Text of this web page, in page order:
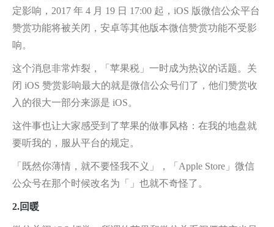
定影响，2017 年 4 月 19 日 17:00 起，iOS 版微信公众平台
赞赏功能将被关闭，安卓等其他版本微信赞赏功能不受影
响。
这个消息非常炸裂，「苹果税」一时成为热议的话题。关
闭 iOS 赞赏影响最大的就是微信公众号们了，他们赞赏收
入的很大一部分来源是 iOS。
这件事也让大家感受到了苹果的做事风格：在我的地盘就
要听我的，服从平台的规定。
「既然你薄情，就不要怪我不义」，「Apple Store」微信
公众号在那个时候改名为「」也就不奇怪了。
2.回暖